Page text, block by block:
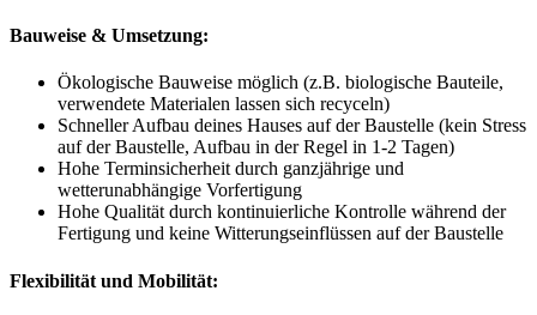
Bauweise & Umsetzung:
Ökologische Bauweise möglich (z.B. biologische Bauteile,
verwendete Materialen lassen sich recyceln)
Schneller Aufbau deines Hauses auf der Baustelle (kein Stress
auf der Baustelle, Aufbau in der Regel in 1-2 Tagen)
Hohe Terminsicherheit durch ganzjährige und
wetterunabhängige Vorfertigung
Hohe Qualität durch kontinuierliche Kontrolle während der
Fertigung und keine Witterungseinflüssen auf der Baustelle
Flexibilität und Mobilität: